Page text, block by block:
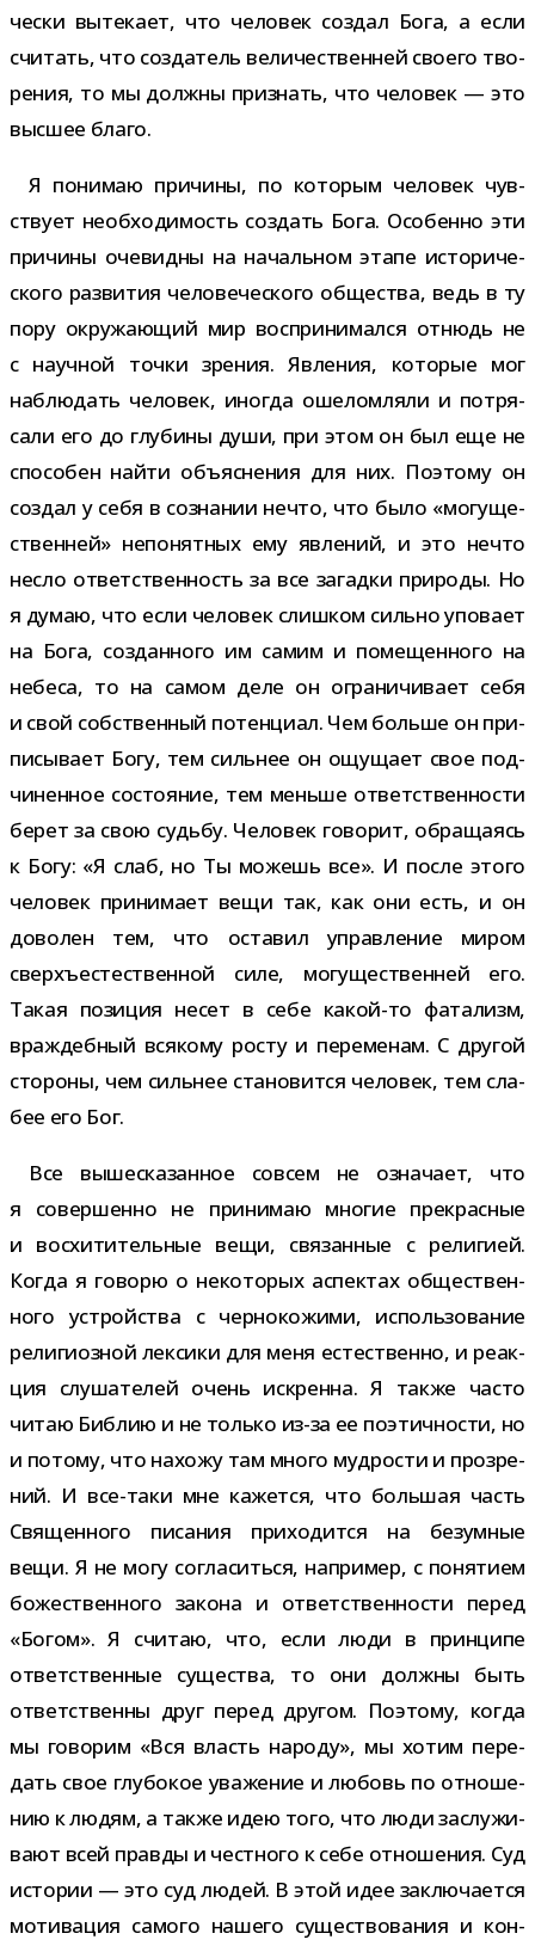
че­ски выте­кает, что чело­век создал Бога, а если
счи­тать, что созда­тель вели­че­ствен­ней сво­его тво­
ре­ния, то мы должны при­знать, что чело­век — это
выс­шее благо.
Я пони­маю при­чины, по кото­рым чело­век чув­
ствует необ­хо­ди­мость создать Бога. Особенно эти
при­чины оче­видны на началь­ном этапе исто­ри­че­
ского раз­ви­тия чело­ве­че­ского обще­ства, ведь в ту
пору окру­жа­ю­щий мир вос­при­ни­мался отнюдь не
с науч­ной точки зре­ния. Явления, кото­рые мог
наблю­дать чело­век, ино­гда оше­лом­ляли и потря­
сали его до глу­бины души, при этом он был еще не
спо­со­бен найти объ­яс­не­ния для них. Поэтому он
создал у себя в созна­нии нечто, что было «могу­ще­
ствен­ней» непо­нят­ных ему явле­ний, и это нечто
несло ответ­ствен­ность за все загадки при­роды. Но
я думаю, что если чело­век слиш­ком сильно упо­вает
на Бога, создан­ного им самим и поме­щен­ного на
небеса, то на самом деле он огра­ни­чи­вает себя
и свой соб­ствен­ный потен­циал. Чем больше он при­
пи­сы­вает Богу, тем силь­нее он ощу­щает свое под­
чи­нен­ное состо­я­ние, тем меньше ответ­ствен­но­сти
берет за свою судьбу. Человек гово­рит, обра­ща­ясь
к Богу: «Я слаб, но Ты можешь все». И после этого
чело­век при­ни­мает вещи так, как они есть, и он
дово­лен тем, что оста­вил управ­ле­ние миром
сверхъ­есте­ствен­ной силе, могу­ще­ствен­ней его.
Такая пози­ция несет в себе какой-​то фата­лизм,
враж­деб­ный вся­кому росту и пере­ме­нам. С дру­гой
сто­роны, чем силь­нее ста­но­вится чело­век, тем сла­
бее его Бог.
Все выше­ска­зан­ное совсем не озна­чает, что
я совер­шенно не при­ни­маю мно­гие пре­крас­ные
и вос­хи­ти­тель­ные вещи, свя­зан­ные с рели­гией.
Когда я говорю о неко­то­рых аспек­тах обще­ствен­
ного устрой­ства с чер­но­ко­жими, исполь­зо­ва­ние
рели­ги­оз­ной лек­сики для меня есте­ственно, и реак­
ция слу­ша­те­лей очень искренна. Я также часто
читаю Библию и не только из-​за ее поэ­тич­но­сти, но
и потому, что нахожу там много муд­ро­сти и про­зре­
ний. И все-​таки мне кажется, что боль­шая часть
Священного писа­ния при­хо­дится на безум­ные
вещи. Я не могу согла­ситься, напри­мер, с поня­тием
боже­ствен­ного закона и ответ­ствен­но­сти перед
«Богом». Я счи­таю, что, если люди в прин­ципе
ответ­ствен­ные суще­ства, то они должны быть
ответ­ственны друг перед дру­гом. Поэтому, когда
мы гово­рим «Вся власть народу», мы хотим пере­
дать свое глу­бо­кое ува­же­ние и любовь по отно­ше­
нию к людям, а также идею того, что люди заслу­жи­
вают всей правды и чест­ного к себе отно­ше­ния. Суд
исто­рии — это суд людей. В этой идее заклю­ча­ется
моти­ва­ция самого нашего суще­ство­ва­ния и кон­